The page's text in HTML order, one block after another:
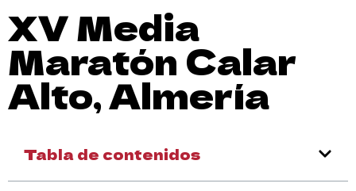
XV Media
Maratón Calar
Alto, Almería
Tabla de contenidos